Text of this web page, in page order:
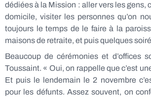
dédiées à la Mission : aller vers les gens,
domicile, visiter les personnes qu’on
toujours le temps de le faire à la
maisons de retraite, et puis quelques
Beaucoup de cérémonies et d’offices
Toussaint. « Oui, on rappelle que c’est
Et puis le lendemain le 2 novembre
pour les défunts. Assez souvent, on